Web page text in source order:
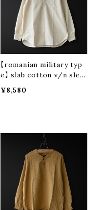
【romanian military typ
e】 slab cotton v/n slee
¥8,580